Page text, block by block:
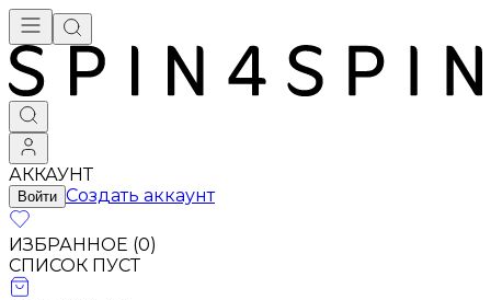
АККАУНТ
Войти Создать аккаунт
ИЗБРАННОЕ (0)
СПИСОК ПУСТ